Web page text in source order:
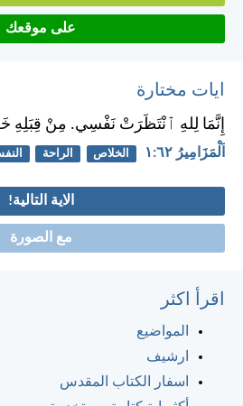
على موقعك
ايات مختارة
إِنَّمَا لِلهِ ٱنْتَظَرَتْ نَفْسِي. مِنْ قِبَلِهِ
اَلْمَزَامِيرُ ٦٢:‏١ الخلاص الراحة
الاية التالية!
مع الصورة
اقرأ اكثر
المواضيع
ارشيف
اسفار الكتاب المقدس